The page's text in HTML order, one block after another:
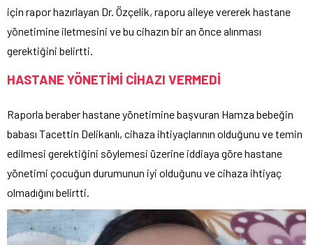
için rapor hazırlayan Dr. Özçelik, raporu aileye vererek hastane
yönetimine iletmesini ve bu cihazın bir an önce alınması
gerektiğini belirtti.
HASTANE YÖNETİMİ CİHAZI VERMEDİ
Raporla beraber hastane yönetimine başvuran Hamza bebeğin
babası Tacettin Delikanlı, cihaza ihtiyaçlarının olduğunu ve temin
edilmesi gerektiğini söylemesi üzerine iddiaya göre hastane
yönetimi çocuğun durumunun iyi olduğunu ve cihaza ihtiyaç
olmadığını belirtti.